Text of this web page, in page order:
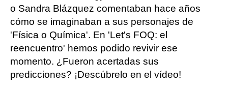
o Sandra Blázquez comentaban hace años
cómo se imaginaban a sus personajes de
'Física o Química'. En 'Let's FOQ: el
reencuentro' hemos podido revivir ese
momento. ¿Fueron acertadas sus
predicciones? ¡Descúbrelo en el vídeo!